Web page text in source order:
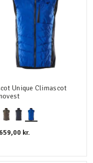
Unique Climascot
659,00 kr.